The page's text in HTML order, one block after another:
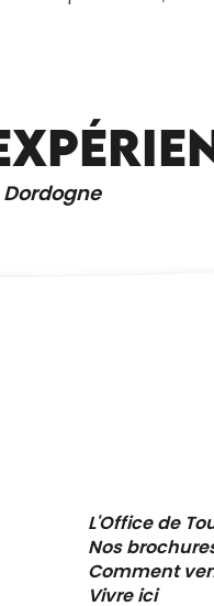
Dordogne
SUR GINDOU
L'Office de
Nos
Comment
Vivre ici